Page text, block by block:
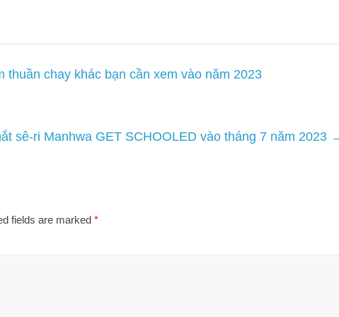
thuần chay khác bạn cần xem vào năm 2023
sê-ri Manhwa GET SCHOOLED vào tháng 7 năm 2023
fields are marked *